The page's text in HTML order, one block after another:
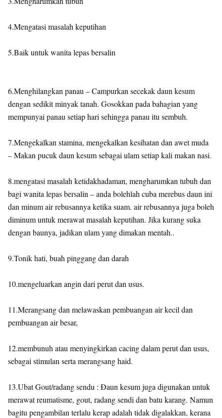
4.Mengatasi masalah keputihan
5.Baik untuk wanita lepas bersalin
6.Menghilangkan panau – Campurkan secekak daun kesum
dengan sedikit minyak tanah. Gosokkan pada bahagian yang
mempunyai panau setiap hari sehingga panau itu sembuh.
7.Mengekalkan stamina, mengekalkan kesihatan dan awet muda
– Makan pucuk daun kesum sebagai ulam setiap kali makan nasi.
8.mengatasi masalah ketidakhadaman, mengharumkan tubuh dan
bagi wanita lepas bersalin – anda bolehlah cuba merebus daun ini
dan minum air rebusannya ketika suam. air rebusannya juga boleh
diminum untuk merawat masalah keputihan. Jika kurang suka
dengan baunya, jadikan ulam yang dimakan mentah..
9.Tonik hati, buah pinggang dan darah
10.mengeluarkan angin dari perut dan usus.
11.Merangsang dan melawaskan pembuangan air kecil dan
pembuangan air besar,
12.membunuh atau menyingkirkan cacing dalam perut dan usus,
sebagai stimulan serta merangsang haid.
13.Ubat Gout/radang sendu : Ðaun kesum juga digunakan untuk
merawat reumatisme, gout, radang sendi dan batu karang. Namun
bagitu pengambilan terlalu kerap adalah tidak digalakkan, kerana